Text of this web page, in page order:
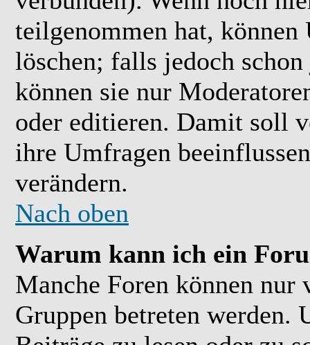
teilgenommen hat,
löschen; falls jedoch
können sie nur
oder editieren. Damit soll
ihre Umfragen
verändern.
Nach oben
Warum kann ich ein
Manche Foren können nur
Gruppen betreten werden.